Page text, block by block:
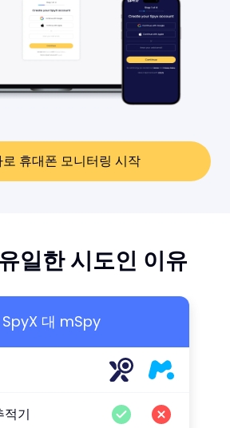
휴대폰 모니터링 시작
일한 시도인 이유
SpyX 대 mSpy
적기